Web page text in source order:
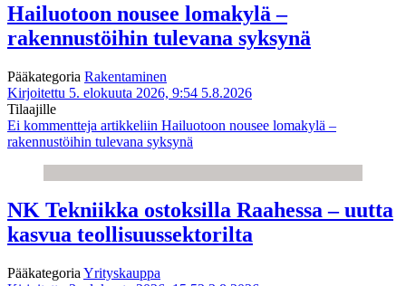
Hailuotoon nousee lomakylä –
rakennustöihin tulevana syksynä
Pääkategoria Rakentaminen
Kirjoitettu 5. elokuuta 2026, 9:54 5.8.2026
Tilaajille
Ei kommentteja artikkeliin Hailuotoon nousee lomakylä –
rakennustöihin tulevana syksynä
NK Tekniikka ostoksilla Raahessa – uutta
kasvua teollisuussektorilta
Pääkategoria Yrityskauppa